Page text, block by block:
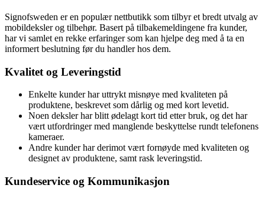
Signofsweden er en populær nettbutikk som tilbyr et bredt utvalg av
mobildeksler og tilbehør. Basert på tilbakemeldingene fra kunder,
har vi samlet en rekke erfaringer som kan hjelpe deg med å ta en
informert beslutning før du handler hos dem.
Kvalitet og Leveringstid
Enkelte kunder har uttrykt misnøye med kvaliteten på
produktene, beskrevet som dårlig og med kort levetid.
Noen deksler har blitt ødelagt kort tid etter bruk, og det har
vært utfordringer med manglende beskyttelse rundt telefonens
kameraer.
Andre kunder har derimot vært fornøyde med kvaliteten og
designet av produktene, samt rask leveringstid.
Kundeservice og Kommunikasjon